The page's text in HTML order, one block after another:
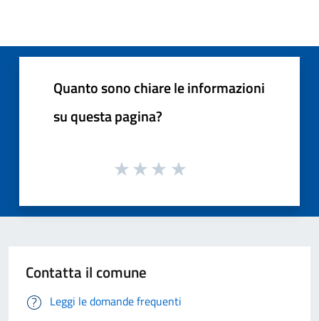
Quanto sono chiare le informazioni
su questa pagina?
Contatta il comune
Leggi le domande frequenti